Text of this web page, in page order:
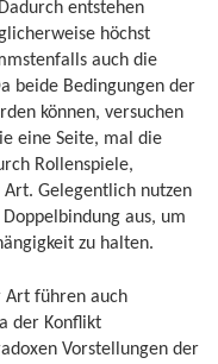
entstehen
höchst
auch die
beide Bedingungen der
können, versuchen
eine Seite, mal die
Rollenspiele,
Gelegentlich nutzen
aus, um
zu halten.
Art führen auch
der Konflikt
Vorstellungen der